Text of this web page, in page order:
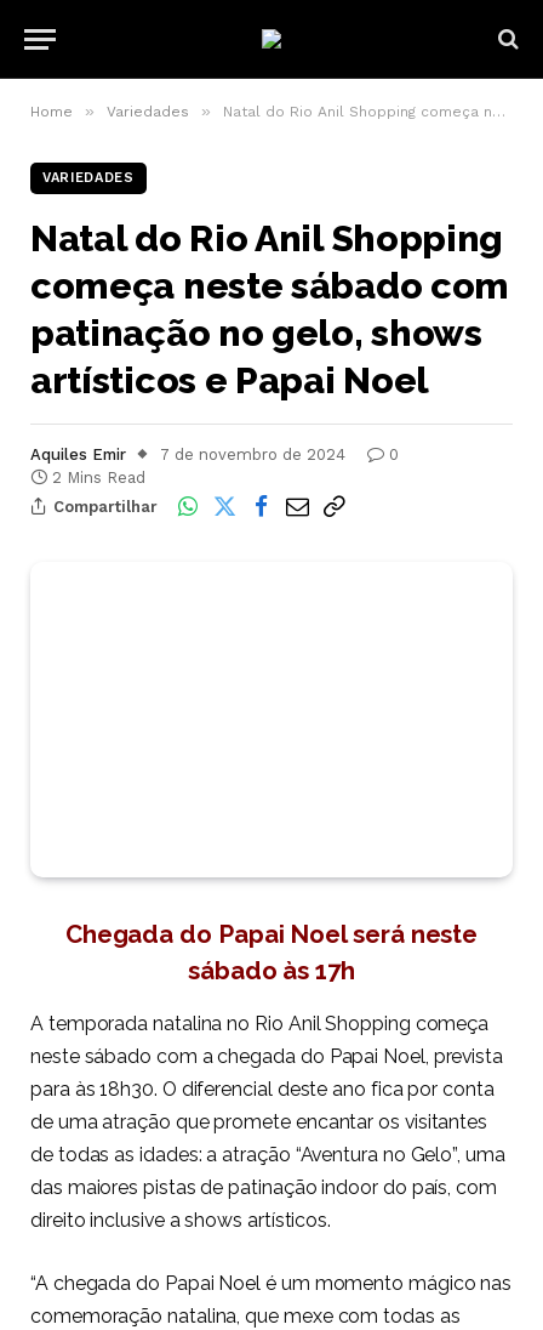
Home » Variedades » Natal do Rio Anil Shopping começa neste sábado com patinação no gelo, shows artísticos e Papai Noel
VARIEDADES
Natal do Rio Anil Shopping
começa neste sábado com
patinação no gelo, shows
artísticos e Papai Noel
Aquiles Emir 7 de novembro de 2024
0
2 Mins Read
Compartilhar
Chegada do Papai Noel será neste
sábado às 17h
A temporada natalina no Rio Anil Shopping começa
neste sábado com a chegada do Papai Noel, prevista
para às 18h30. O diferencial deste ano fica por conta
de uma atração que promete encantar os visitantes
de todas as idades: a atração “Aventura no Gelo”, uma
das maiores pistas de patinação indoor do país, com
direito inclusive a shows artísticos.
“A chegada do Papai Noel é um momento mágico nas
comemoração natalina, que mexe com todas as